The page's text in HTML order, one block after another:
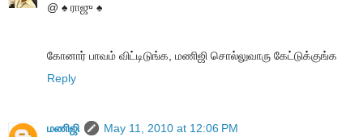
@ ♠ ராஜு ♠
கோனார் பாவம் விட்டிடுங்க, மணிஜி சொல்லுவாரு கேட்டுக்குங்க
Reply
மணிஜி
May 11, 2010 at 12:06 PM